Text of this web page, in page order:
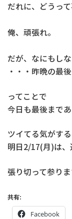
だれに、どうっ
俺、頑張れ。
だが、なにもし
・・・昨晩の最
ってことで
今日も最後まで
ツイてる気がする
明日2/17(月)は、
張り切って参りま
共有:
Facebook